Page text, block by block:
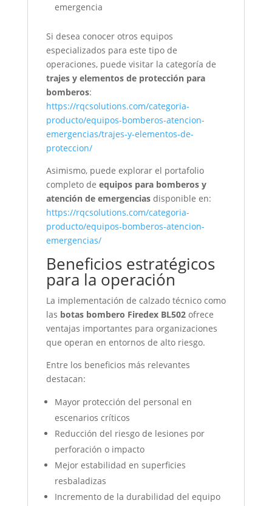
emergencia
Si desea conocer otros equipos
especializados para este tipo de
operaciones, puede visitar la categoría de
trajes y elementos de protección para
bomberos:
https://rqcsolutions.com/categoria-
producto/equipos-bomberos-atencion-
emergencias/trajes-y-elementos-de-
proteccion/
Asimismo, puede explorar el portafolio
completo de equipos para bomberos y
atención de emergenciasdisponible en:
https://rqcsolutions.com/categoria-
producto/equipos-bomberos-atencion-
emergencias/
Beneficios estratégicos
para la operación
La implementación de calzado técnico como
las botas bombero Firedex BL502ofrece
ventajas importantes para organizaciones
que operan en entornos de alto riesgo.
Entre los beneficios más relevantes
destacan:
Mayor protección del personal en
escenarios críticos
Reducción del riesgo de lesiones por
perforación o impacto
Mejor estabilidad en superficies
resbaladizas
Incremento de la durabilidad del equipo